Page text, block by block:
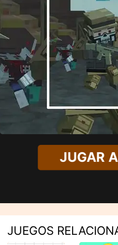
JUGAR
JUEGOS